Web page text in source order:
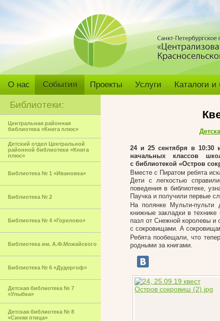
О нас События Проекты Услуги Каталоги
Библиотеки:
Центральная районная
библиотека «Книга плюс»
Детский отдел Центральной
районной библиотеки «Книга
плюс»
Библиотека № 1 «Ивановка»
Библиотека № 2
Библиотека № 4 «Горелово»
Библиотека им. А.Ф.Можайского
Библиотека № 6 «Дудергоф»
Детская библиотека № 7
«Улыбка»
Детская библиотека № 8
«Синяя птица»
24 и 25 сентября в 10:30
начальных классов
с библиотекой «Остров
Вместе с Пиратом ребята
Дети с легкостью
поведения в библиотеке,
Паучка и получили первые
На полянке Мульти-
книжные закладки в
пазл от Снежной королевы и
с сокровищами. А
Ребята пообещали, что
родными за книгами.